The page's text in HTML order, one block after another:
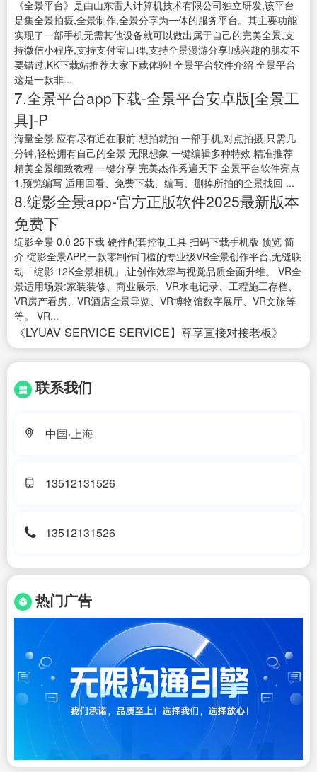
《全景平台》是由山东雷人计算机技术有限公司独立研发,该平台
是集全景拍摄,全景制作,全景分享为一体的服务平台。其主要功能
实现了一部手机无需其他设备就可以做出属于自己的完美全景,支
持微信小程序,支持支付宝口碑,支持全景漫游分享!感兴趣的朋友不
要错过,KK下载站推荐大家下载体验! 全景平台软件介绍 全景平台
这是一款非...
7.全景平台app下载-全景平台安卓版[全景工
具]-P
海量全景 应有尽有近在眼前 想拍就拍 一部手机,对点拍摄,只需几
分钟,轻松拥有自己的全景 无限想象 一键编辑多种特效 精准推荐
精美全景细致教程 一键分享 完美杰作秀遍天下 全景平台软件亮点
1.预览编写 适用回看、免费下载、编写、删掉所拍的全景找回 ...
8.绽影全景app-官方正版软件2025最新版本
免费下
绽影全景 0.0 25下载 硬件配套控制工具 扫码下载手机版 预览 简
介 绽影全景APP,一款零制作门槛的专业级VR全景创作平台,无缝联
动「绽影 12K全景相机」,让创作效率与视觉品质全面升维。 VR全
景适用场景:家装装修、商业展示、VR水电记录、工程施工存档、
VR房产看房、VR酒店全景导览、VR博物馆数字展厅、VR文旅等
等。 VR...
《LYUAV SERVICE SERVICE】尊享直接对接老板》
联系我们
中国·上海
13512131526
13512131526
热门广告